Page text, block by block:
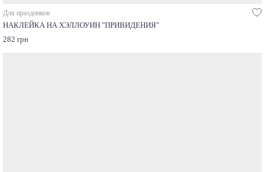
Для праздников
НАКЛЕЙКА НА ХЭЛЛОУИН "ПРИВИДЕНИЯ"
282 грн